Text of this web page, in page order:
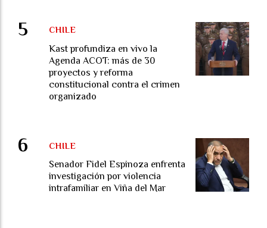
Kast profundiza en vivo la
Agenda ACOT: más de 30
proyectos y reforma
constitucional contra el crimen
organizado
CHILE
Senador Fidel Espinoza enfrenta
investigación por violencia
intrafamiliar en Viña del Mar
CHILE